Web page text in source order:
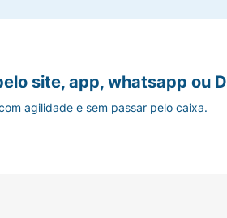
com lentes azul gelo cria
e Nitidez com
site, app, whatsapp ou
agilidade e sem passar pelo caixa.